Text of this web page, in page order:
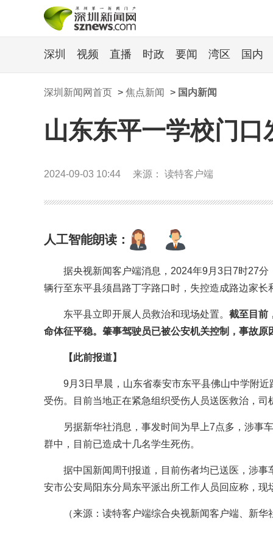
深圳 视频 直播 时政 要闻 湾区 国内
深圳新闻网首页 > 焦点新闻 > 国内新闻
山东东平一学校门
2024-09-03 10:44 来源： 读特客户端
人工智能朗读：
据央视新闻客户端消息，2024年9月3日7时27
辆行至东平县须昌路丁字路口时，失控造成路边家长
东平县立即开展人员救治和现场处置。 截至目前
命体征平稳。肇事驾驶员已被公安机关控制，事故原
【此前报道】
9月3日早晨，山东省泰安市东平县佛山中学附
受伤。目前当地正在紧急组织受伤人员送医救治，司
另据新华社消息，事发时间为早上7点多，涉事
群中，目前已造成十几名学生死伤。
据中国新闻周刊报道，目前伤者均已送医，涉事
安市公安局阳东分局东平派出所工作人员回应称，
（来源：读特客户端综合央视新闻客户端、新